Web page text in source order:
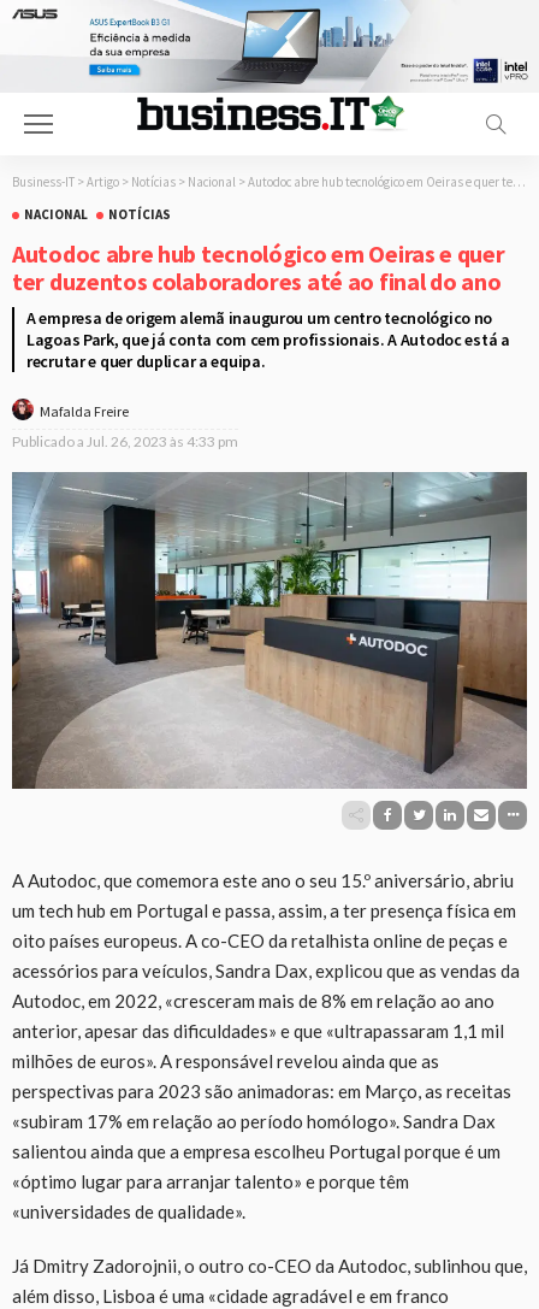
Business-IT > Artigo > Notícias > Nacional > Autodoc abre hub tecnológico em Oeiras e quer ter duzentos colaboradores até ao final do ano
NACIONAL
NOTÍCIAS
Autodoc abre hub tecnológico em Oeiras e quer
ter duzentos colaboradores até ao final do ano
A empresa de origem alemã inaugurou um centro tecnológico no
Lagoas Park, que já conta com cem profissionais. A Autodoc está a
recrutar e quer duplicar a equipa.
Mafalda Freire
Publicado a Jul. 26, 2023 às 4:33 pm
A Autodoc, que comemora este ano o seu 15.º aniversário, abriu
um tech hub em Portugal e passa, assim, a ter presença física em
oito países europeus. A co-CEO da retalhista online de peças e
acessórios para veículos, Sandra Dax, explicou que as vendas da
Autodoc, em 2022, «cresceram mais de 8% em relação ao ano
anterior, apesar das dificuldades» e que «ultrapassaram 1,1 mil
milhões de euros». A responsável revelou ainda que as
perspectivas para 2023 são animadoras: em Março, as receitas
«subiram 17% em relação ao período homólogo». Sandra Dax
salientou ainda que a empresa escolheu Portugal porque é um
«óptimo lugar para arranjar talento» e porque têm
«universidades de qualidade».
Já Dmitry Zadorojnii, o outro co-CEO da Autodoc, sublinhou que,
além disso, Lisboa é uma «cidade agradável e em franco